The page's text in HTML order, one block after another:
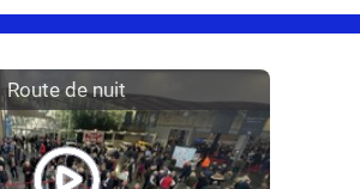
Route de nuit